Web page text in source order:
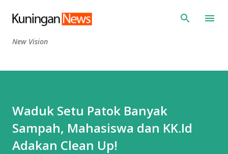
Langsung ke konten utama
New Vision
Waduk Setu Patok Banyak
Sampah, Mahasiswa dan KK.Id
Adakan Clean Up!